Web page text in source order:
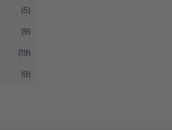
(5)
(9)
(19)
(9)